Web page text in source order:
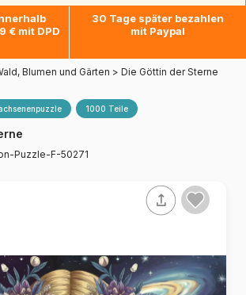
€ mit DPD
30 Tage später bezahlen
mit Paypal
Blumen und Gärten > Die Göttin der Sterne
1000 Teile
Puzzle-F-50271